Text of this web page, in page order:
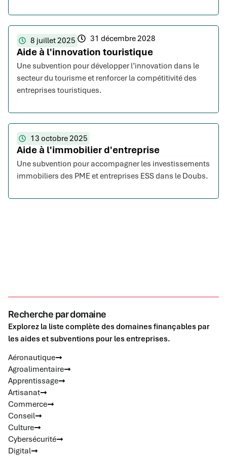
8 juillet 2025 31 décembre 2028
Aide à l'innovation touristique
Une subvention pour développer l’innovation dans le
secteur du tourisme et renforcer la compétitivité des
entreprises touristiques.
13 octobre 2025
Aide à l'immobilier d'entreprise
Une subvention pour accompagner les investissements
immobiliers des PME et entreprises ESS dans le Doubs.
Recherche par domaine
Explorez la liste complète des domaines finançables par
les aides et subventions pour les entreprises.
Aéronautique
Agroalimentaire
Apprentissage
Artisanat
Commerce
Conseil
Culture
Cybersécurité
Digital